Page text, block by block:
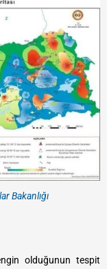
Bakanlığı
olduğunun tespit